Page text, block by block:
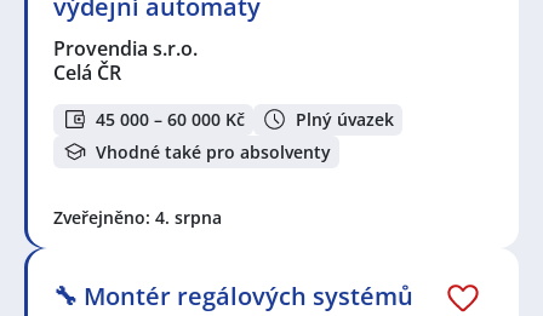
Provendia s.r.o.
Celá ČR
45 000 – 60 000 Kč
Plný úvazek
Vhodné také pro absolventy
Zveřejněno: 4. srpna
🔧 Montér regálových systémů